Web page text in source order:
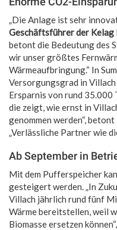
„Die Anlage ist sehr
Geschäftsführer der Kelag
betont die Bedeutung des
wir unser größtes
Wärmeaufbringung.“ In
Versorgungsgrad in
Ersparnis von rund 35.000
die zeigt, wie ernst in
genommen werden“, betont
„Verlässliche Partner wie
Ab September in
Mit dem Pufferspeicher
gesteigert werden. „In
Villach jährlich rund fünf
Wärme bereitstellen, weil
Biomasse ersetzen